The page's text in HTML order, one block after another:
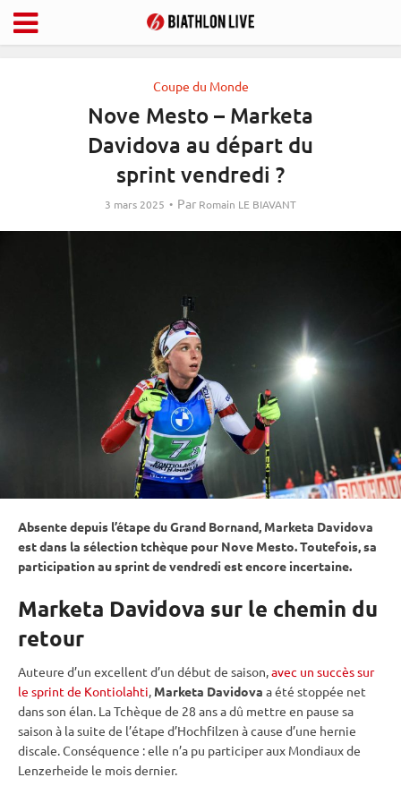
Coupe du Monde
Nove Mesto – Marketa
Davidova au départ du
sprint vendredi ?
3 mars 2025 Par Romain LE BIAVANT
Absente depuis l’étape du Grand Bornand, Marketa Davidova
est dans la sélection tchèque pour Nove Mesto. Toutefois, sa
participation ausprintde vendredi est encore incertaine.
Marketa Davidova sur le chemin du
retour
Auteure d’un excellent d’un début de saison,avec un succès sur
le sprint de Kontiolahti, Marketa Davidova a été stoppée net
dans son élan. La Tchèque de 28 ans a dû mettre en pause sa
saison à la suite de l’étape d’Hochfilzen à cause d’une hernie
discale. Conséquence : elle n’a pu participer aux Mondiaux de
Lenzerheide le mois dernier.